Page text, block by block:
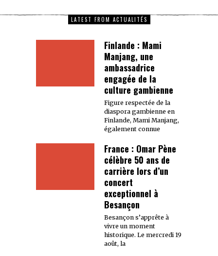
LATEST FROM ACTUALITÉS
Finlande : Mami
Manjang, une
ambassadrice
engagée de la
culture gambienne
Figure respectée de la
diaspora gambienne en
Finlande, Mami Manjang,
également connue
France : Omar Pène
célèbre 50 ans de
carrière lors d’un
concert
exceptionnel à
Besançon
Besançon s’apprête à
vivre un moment
historique. Le mercredi 19
août, la